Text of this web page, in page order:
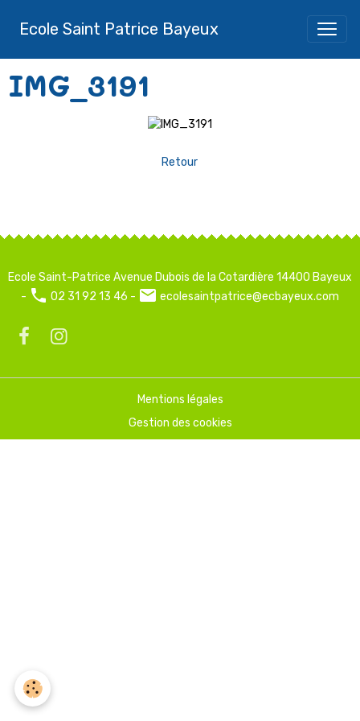
Ecole Saint Patrice Bayeux
IMG_3191
Retour
Ecole Saint-Patrice Avenue Dubois de la Cotardière 14400 Bayeux
-
02 31 92 13 46 - ecolesaintpatrice@ecbayeux.com
Mentions légales
Gestion des cookies